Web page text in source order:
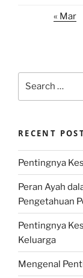
« Mar
RECENT
Pentingnya
Peran Ayah
Pengetahuan
Pentingnya
Keluarga
Mengenal